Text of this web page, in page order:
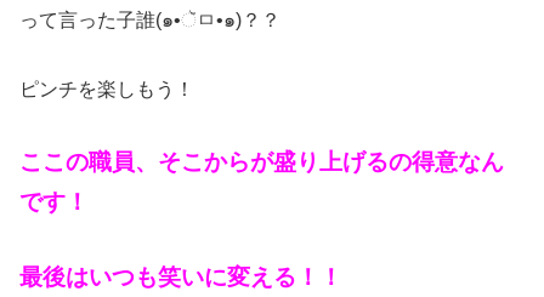
って言った子誰(๑•ૅㅁ•๑)？？
ピンチを楽しもう！
ここの職員、そこからが盛り上げるの得意なん
です！
最後はいつも笑いに変える！！